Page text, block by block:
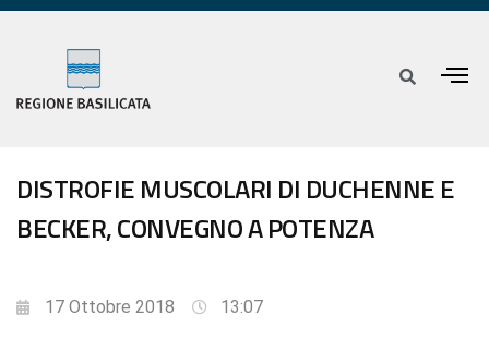
DISTROFIE MUSCOLARI DI DUCHENNE E
BECKER, CONVEGNO A POTENZA
17 Ottobre 2018 13:07